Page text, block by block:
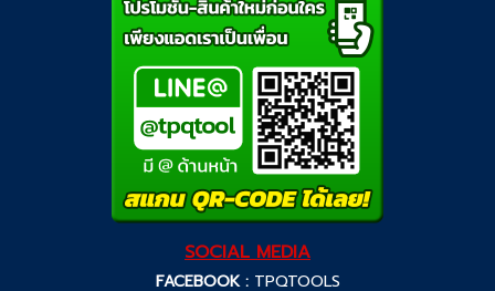
SOCIAL MEDIA
FACEBOOK : TPQTOOLS